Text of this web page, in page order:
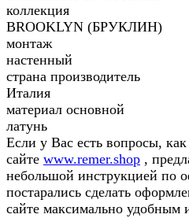
коллекция
BROOKLYN (БРУКЛИН)
монтаж
настенный
страна производитель
Италия
материал основной
латунь
Если у Вас есть вопросы,
сайте www.remer.shop ,
небольшой инструкцией
постарались сделать
сайте максимально удобным